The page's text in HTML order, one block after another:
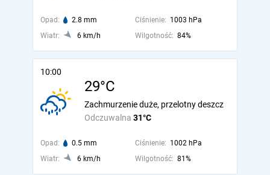
Opad: 2.8 mm Ciśnienie: 1003 hPa
Wiatr:
6 km/h Wilgotność: 84%
10:00
29°C
Odczuwalna 31°C
Zachmurzenie duże, przelotny deszcz
Opad: 0.5 mm Ciśnienie: 1002 hPa
Wiatr:
6 km/h Wilgotność: 81%